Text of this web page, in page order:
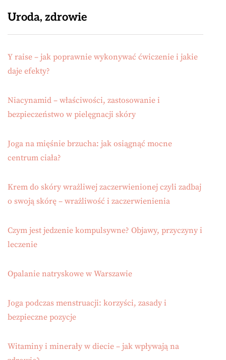
Uroda, zdrowie
Y raise – jak poprawnie wykonywać ćwiczenie i jakie
daje efekty?
Niacynamid – właściwości, zastosowanie i
bezpieczeństwo w pielęgnacji skóry
Joga na mięśnie brzucha: jak osiągnąć mocne
centrum ciała?
Krem do skóry wrażliwej zaczerwienionej czyli zadbaj
o swoją skórę – wrażliwość i zaczerwienienia
Czym jest jedzenie kompulsywne? Objawy, przyczyny i
leczenie
Opalanie natryskowe w Warszawie
Joga podczas menstruacji: korzyści, zasady i
bezpieczne pozycje
Witaminy i minerały w diecie – jak wpływają na